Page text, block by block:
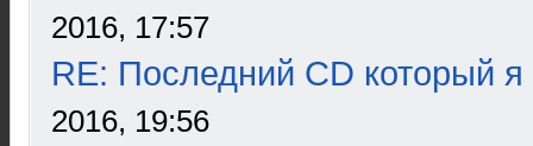
2016, 17:57
RE: Последний CD который я
2016, 19:56